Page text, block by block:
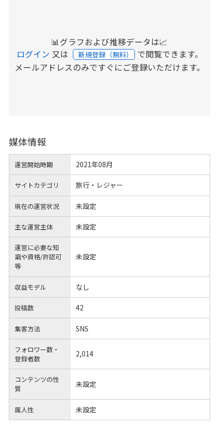
📊グラフおよび推移データは📈
ログイン 又は 新規登録（無料） で閲覧できます。
メールアドレスのみですぐにご登録いただけます。
媒体情報
運営開始時期 2021年08月
サイトカテゴリ 旅行・レジャー
現在の運営状況 未設定
主な運営主体 未設定
運営に必要な知
識や資格/許認可
等
未設定
収益モデル なし
投稿数 42
集客方法 SNS
フォロワー数・
登録者数
2,014
コンテンツの性
質
未設定
属人性 未設定